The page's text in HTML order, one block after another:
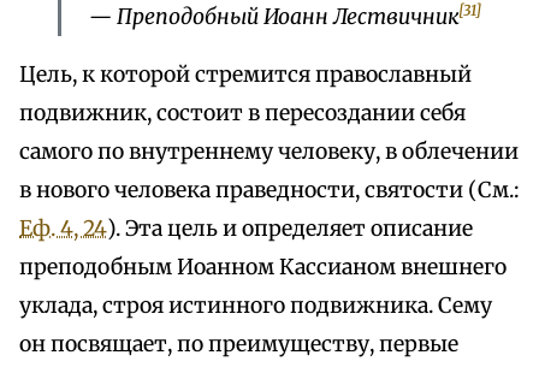
— Преподобный Иоанн Лествичник[31]
Цель, к которой стремится православный
подвижник, состоит в пересоздании себя
самого по внутреннему человеку, в облечении
в нового человека праведности, святости (См.:
Еф. 4, 24). Эта цель и определяет описание
преподобным Иоанном Кассианом внешнего
уклада, строя истинного подвижника. Сему
он посвящает, по преимуществу, первые